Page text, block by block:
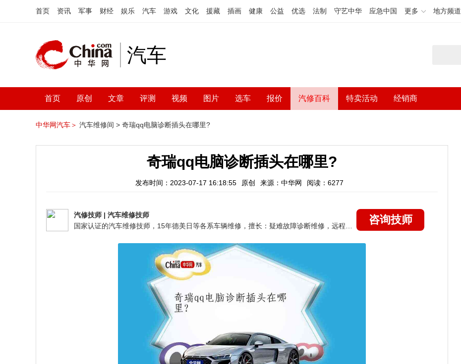
首页 资讯 军事 财经 娱乐 汽车 游戏 文化 援藏 插画 健康 公益 优选 法制 守艺中华 应急中国 更多 地方频道
汽车
首页 原创 文章 评测 视频 图片 选车 报价 汽修百科 特卖活动 经销商
中华网汽车＞ 汽车维修间 > 奇瑞qq电脑诊断插头在哪里?
奇瑞qq电脑诊断插头在哪里?
发布时间：2023-07-17 16:18:55 原创 来源：中华网 阅读：6277
汽修技师 | 汽车维修技师
咨询技师